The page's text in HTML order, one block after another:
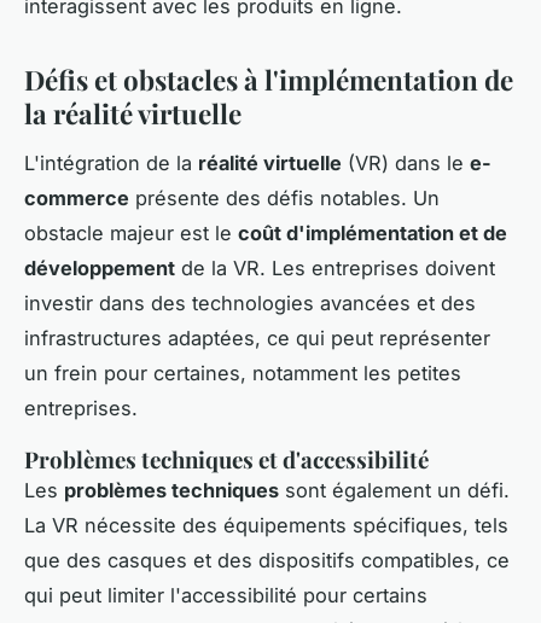
interagissent avec les produits en ligne.
Défis et obstacles à l'implémentation de
la réalité virtuelle
L'intégration de la réalité virtuelle (VR) dans le e-
commerce présente des défis notables. Un
obstacle majeur est le coût d'implémentation et de
développement de la VR. Les entreprises doivent
investir dans des technologies avancées et des
infrastructures adaptées, ce qui peut représenter
un frein pour certaines, notamment les petites
entreprises.
Problèmes techniques et d'accessibilité
Les problèmes techniques sont également un défi.
La VR nécessite des équipements spécifiques, tels
que des casques et des dispositifs compatibles, ce
qui peut limiter l'accessibilité pour certains